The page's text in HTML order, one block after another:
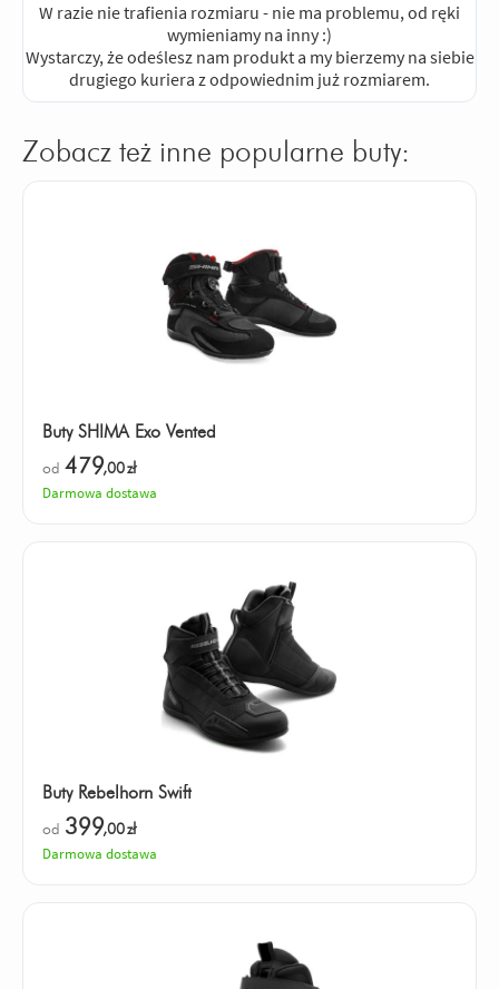
W razie nie trafienia rozmiaru - nie ma problemu, od ręki
wymieniamy na inny :)
Wystarczy, że odeślesz nam produkt a my bierzemy na siebie
drugiego kuriera z odpowiednim już rozmiarem.
Zobacz też inne popularne buty:
Buty SHIMA Exo Vented
od 479,00zł
Darmowa dostawa
Buty Rebelhorn Swift
od 399,00zł
Darmowa dostawa